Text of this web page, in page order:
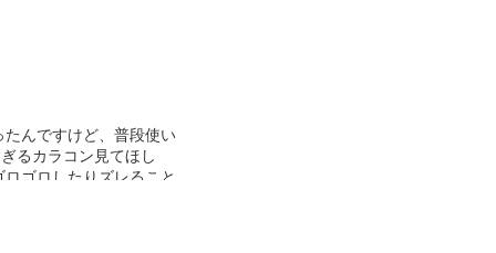
んですけど、普段使い
るカラコン見てほし
ゴロしたりズレること
ｰｰｰｰｰｰｰｰｰｯい‼️‼️